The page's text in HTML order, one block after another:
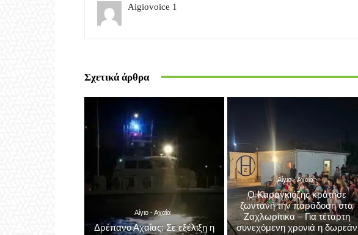
Δρέπανο Αχαΐας: Σε εξέλιξη η
επιχείρηση αποκόλλησης
θαλαμηγού στην Αμμόγλωσσα
Αίγιο - Αχαΐα
Ο Καραγκιόζης κράτησε
ζωντανή την παράδοση στα
Ζαχλωρίτικα – Για τέταρτη
συνεχόμενη χρονιά η δωρεάν
εκδήλωση του Συλλόγου
«Ηρακλής»